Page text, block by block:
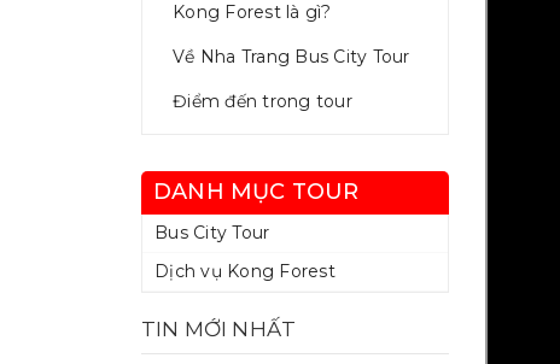
Kong Forest là gì?
Về Nha Trang Bus City Tour
Điểm đến trong tour
DANH MỤC TOUR
Bus City Tour
Dịch vụ Kong Forest
TIN MỚI NHẤT